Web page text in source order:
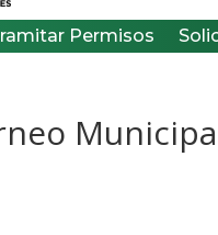
Permisos